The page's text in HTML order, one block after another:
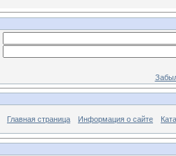
Главная страница Информация о сайте